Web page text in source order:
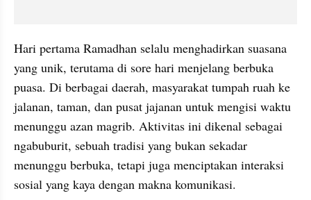
Hari pertama Ramadhan selalu menghadirkan suasana
yang unik, terutama di sore hari menjelang berbuka
puasa. Di berbagai daerah, masyarakat tumpah ruah ke
jalanan, taman, dan pusat jajanan untuk mengisi waktu
menunggu azan magrib. Aktivitas ini dikenal sebagai
ngabuburit, sebuah tradisi yang bukan sekadar
menunggu berbuka, tetapi juga menciptakan interaksi
sosial yang kaya dengan makna komunikasi.